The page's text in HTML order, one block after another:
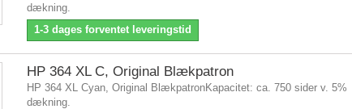
dækning.
1-3 dages forventet leveringstid
HP 364 XL C, Original Blækpatron
HP 364 XL Cyan, Original BlækpatronKapacitet: ca. 750 sider v. 5%
dækning.